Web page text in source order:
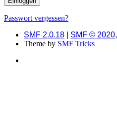
Passwort vergessen?
SMF 2.0.18
SMF © 2020,
Theme by SMF Tricks